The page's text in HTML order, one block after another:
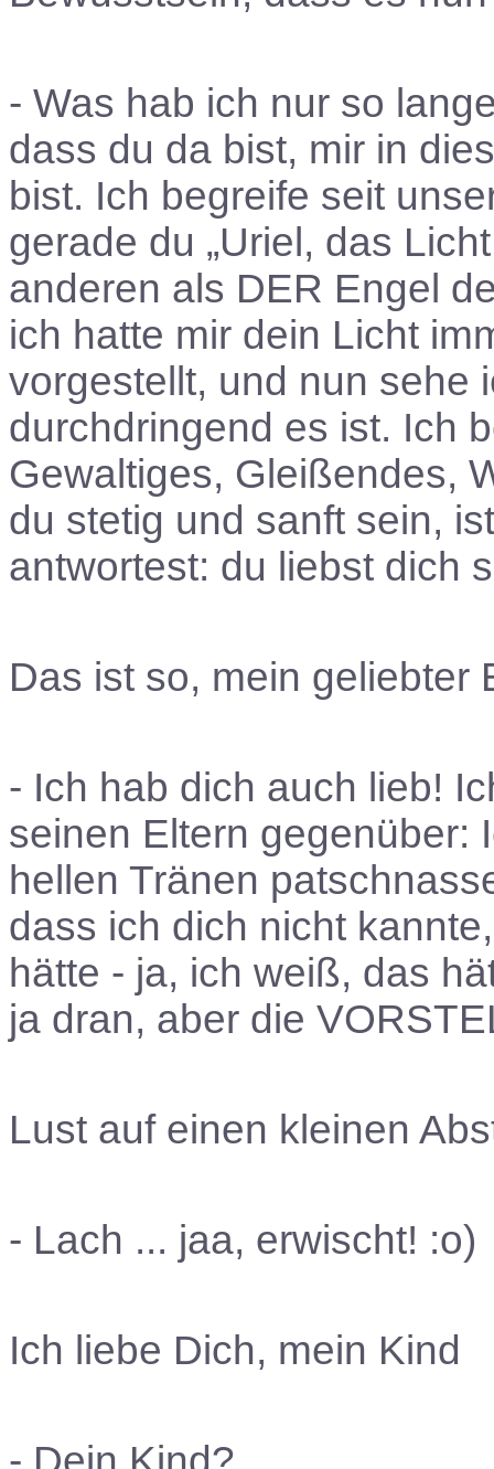
- Was hab ich nur so
dass du da bist, mir in
bist. Ich begreife seit
gerade du „Uriel, das
anderen als DER Engel
ich hatte mir dein Licht
vorgestellt, und nun sehe
durchdringend es ist. Ich
Gewaltiges, Gleißendes,
du stetig und sanft sein,
antwortest: du liebst dich
Das ist so, mein
- Ich hab dich auch lieb!
seinen Eltern gegenüber:
hellen Tränen
dass ich dich nicht
hätte - ja, ich weiß, das
ja dran, aber die
Lust auf einen kleinen
- Lach ... jaa, erwischt! :o)
Ich liebe Dich, mein Kind